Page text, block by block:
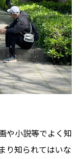
や小説等でよく知
り知られてはいな